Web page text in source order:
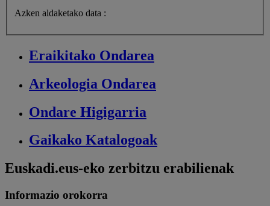
Azken aldaketako data :
Eraikitako Ondarea
Arkeologia Ondarea
Ondare Higigarria
Gaikako Katalogoak
Euskadi.eus-eko zerbitzu erabilienak
Informazio orokorra